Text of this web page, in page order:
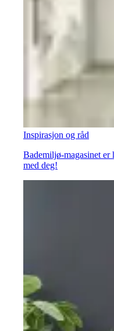
Inspirasjon og råd
Bademiljø-magasinet er
med deg!